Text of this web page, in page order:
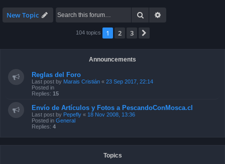
New Topic Search
104 topics 1 2 3
Announcements
Reglas del Foro
Last post by Marais Cristián « 23 Sep 2017, 22:14
Posted in
Replies: 15
Envío de Artículos y Fotos a PescandoConMosca.cl
Last post by Pepefly « 18 Nov 2008, 13:36
Posted in General
Replies: 4
Topics